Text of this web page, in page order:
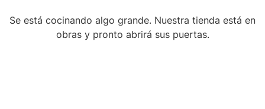
Se está cocinando algo grande. Nuestra tienda está en
obras y pronto abrirá sus puertas.